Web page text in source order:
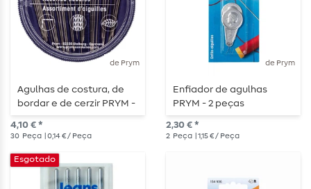
de Prym
Agulhas de costura, de
bordar e de cerzir PRYM -
30 peças
4,10 € *
30 Peça | 0,14 € / Peça
de Prym
Enfiador de agulhas
PRYM - 2 peças
2,30 € *
2 Peça | 1,15 € / Peça
Esgotado